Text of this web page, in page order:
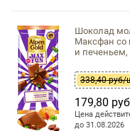
Шоколад
Максфан со
и печеньем,
338,40 руб/
179,80
Цена
до 31.08.2026